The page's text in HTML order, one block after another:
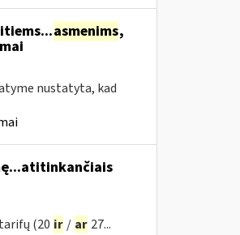
asmenims,
nustatyta, kad
(20 ir / ar 27...